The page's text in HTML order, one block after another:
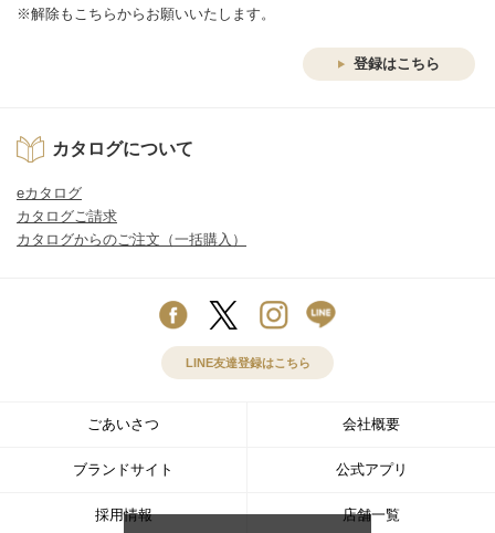
※解除もこちらからお願いいたします。
登録はこちら
カタログについて
eカタログ
カタログご請求
カタログからのご注文（一括購入）
LINE友達登録はこちら
ごあいさつ 会社概要
ブランドサイト 公式アプリ
採用情報 店舗一覧